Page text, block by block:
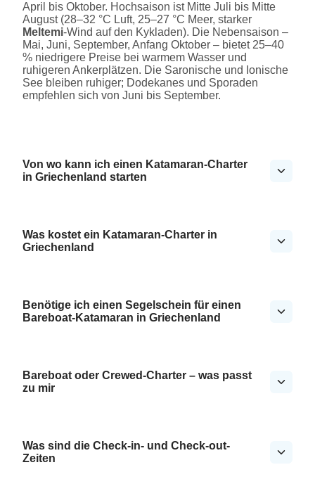
April bis Oktober. Hochsaison ist Mitte Juli bis Mitte
August (28–32 °C Luft, 25–27 °C Meer, starker
Meltemi-Wind auf den Kykladen). Die Nebensaison –
Mai, Juni, September, Anfang Oktober – bietet 25–40
% niedrigere Preise bei warmem Wasser und
ruhigeren Ankerplätzen. Die Saronische und Ionische
See bleiben ruhiger; Dodekanes und Sporaden
empfehlen sich von Juni bis September.
Von wo kann ich einen Katamaran-Charter
in Griechenland starten
Was kostet ein Katamaran-Charter in
Griechenland
Benötige ich einen Segelschein für einen
Bareboat-Katamaran in Griechenland
Bareboat oder Crewed-Charter – was passt
zu mir
Was sind die Check-in- und Check-out-
Zeiten